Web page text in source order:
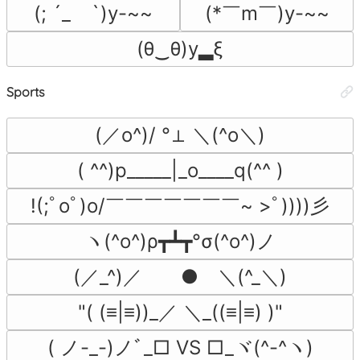
(; ´_ゝ`)y-~~
(*￣m￣)y-~~
(θ‿θ)y▂ξ
Sports
(／o^)/ °⊥ ＼(^o＼)
( ^^)p_____|_o____q(^^ )
!(;ﾟoﾟ)o/￣￣￣￣￣￣￣~ >ﾟ))))彡
ヽ(^o^)ρ┳┻┳°σ(^o^)ノ
(／_^)／　　●　＼(^_＼)
"( (≡|≡))_／ ＼_((≡|≡) )"
( ノ-_-)ノﾞ_□ VS □_ヾ(^-^ヽ)